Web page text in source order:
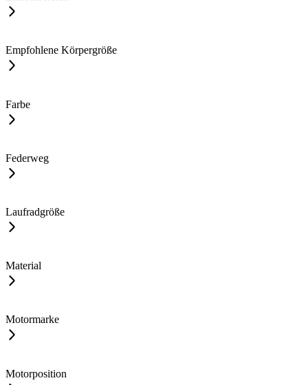
Empfohlene Körpergröße
Farbe
Federweg
Laufradgröße
Material
Motormarke
Motorposition